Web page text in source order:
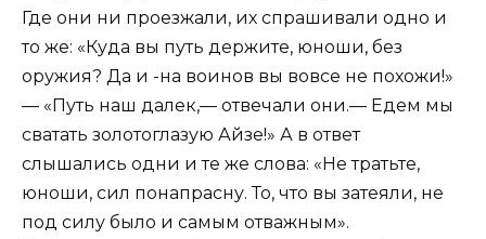
Где они ни проезжали, их спрашивали одно и
то же: «Куда вы путь держите, юноши, без
оружия? Да и -на воинов вы вовсе не похожи!»
— «Путь наш далек,— отвечали они.— Едем мы
сватать золотоглазую Айзе!» А в ответ
слышались одни и те же слова: «Не тратьте,
юноши, сил понапрасну. То, что вы затеяли, не
под силу было и самым отважным».